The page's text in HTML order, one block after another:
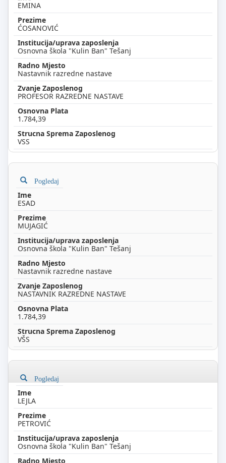
EMINA
ĆOSANOVIĆ
Osnovna škola "Kulin Ban" Tešanj
Nastavnik razredne nastave
PROFESOR RAZREDNE NASTAVE
1.784,39
VSS
Pogledaj
ESAD
MUJAGIĆ
Osnovna škola "Kulin Ban" Tešanj
Nastavnik razredne nastave
NASTAVNIK RAZREDNE NASTAVE
1.784,39
VŠS
Pogledaj
LEJLA
PETROVIĆ
Osnovna škola "Kulin Ban" Tešanj